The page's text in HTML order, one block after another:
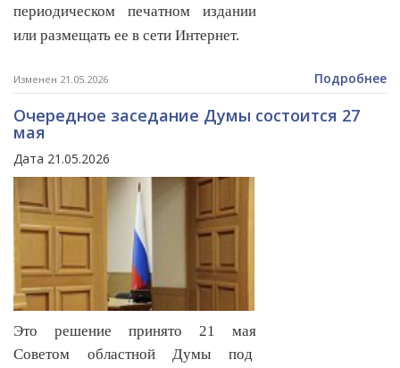
периодическом печатном издании
или размещать ее в сети Интернет.
Изменен 21.05.2026 Подробнее
Очередное заседание Думы состоится 27
мая
Дата 21.05.2026
Это решение принято 21 мая
Советом областной Думы под